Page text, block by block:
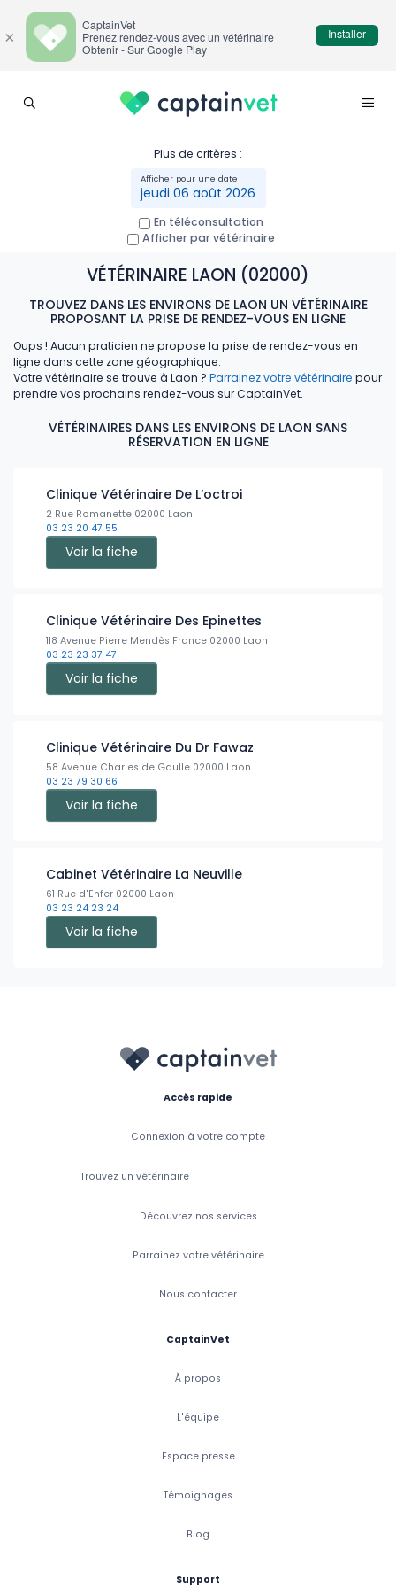
Plus de critères :
jeudi 06 août 2026
En téléconsultation
Afficher par vétérinaire
VÉTÉRINAIRE LAON (02000)
TROUVEZ DANS LES ENVIRONS DE LAON UN VÉTÉRINAIRE
PROPOSANT LA PRISE DE RENDEZ-VOUS EN LIGNE
Oups ! Aucun praticien ne propose la prise de rendez-vous en
ligne dans cette zone géographique.
Votre vétérinaire se trouve à Laon ? Parrainez votre vétérinaire pour
prendre vos prochains rendez-vous sur CaptainVet.
VÉTÉRINAIRES DANS LES ENVIRONS DE LAON SANS
RÉSERVATION EN LIGNE
Clinique Vétérinaire De L’octroi
2 Rue Romanette 02000 Laon
03 23 20 47 55
Voir la fiche
Clinique Vétérinaire Des Epinettes
118 Avenue Pierre Mendès France 02000 Laon
03 23 23 37 47
Voir la fiche
Clinique Vétérinaire Du Dr Fawaz
58 Avenue Charles de Gaulle 02000 Laon
03 23 79 30 66
Voir la fiche
Cabinet Vétérinaire La Neuville
61 Rue d'Enfer 02000 Laon
03 23 24 23 24
Voir la fiche
Accès rapide
Connexion à votre compte
Trouvez un vétérinaire
Découvrez nos services
Parrainez votre vétérinaire
Nous contacter
CaptainVet
À propos
L'équipe
Espace presse
Témoignages
Blog
Support
×
CaptainVet
Prenez rendez-vous avec un vétérinaire
Obtenir - Sur Google Play
Installer